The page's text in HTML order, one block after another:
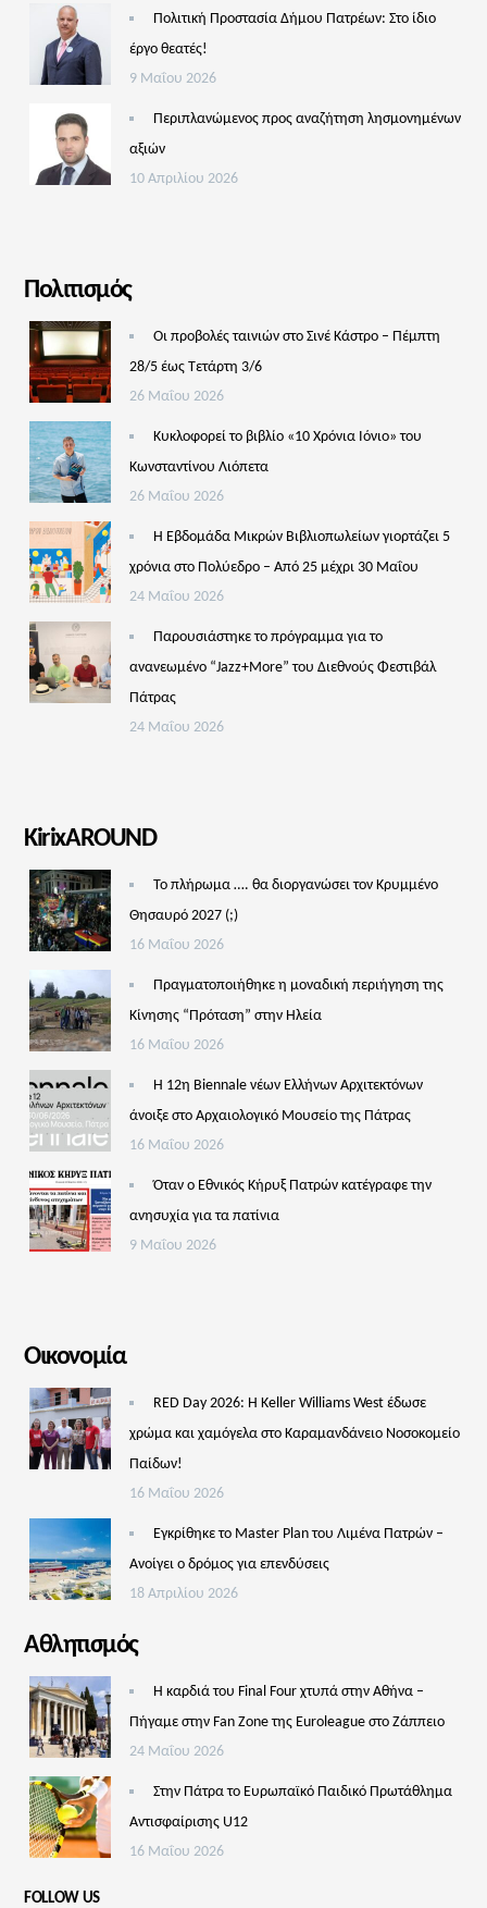
Πολιτική Προστασία Δήμου Πατρέων: Στο ίδιο
έργο θεατές!
9 Μαΐου 2026
Περιπλανώμενος προς αναζήτηση λησμονημένων
αξιών
10 Απριλίου 2026
Πολιτισμός
Οι προβολές ταινιών στο Σινέ Κάστρο – Πέμπτη
28/5 έως Τετάρτη 3/6
26 Μαΐου 2026
Κυκλοφορεί το βιβλίο «10 Χρόνια Ιόνιο» του
Κωνσταντίνου Λιόπετα
26 Μαΐου 2026
Η Εβδομάδα Μικρών Βιβλιοπωλείων γιορτάζει 5
χρόνια στο Πολύεδρο – Από 25 μέχρι 30 Μαΐου
24 Μαΐου 2026
Παρουσιάστηκε το πρόγραμμα για το
ανανεωμένο “Jazz+More” του Διεθνούς Φεστιβάλ
Πάτρας
24 Μαΐου 2026
KirixAROUND
Το πλήρωμα …. θα διοργανώσει τον Κρυμμένο
Θησαυρό 2027 (;)
16 Μαΐου 2026
Πραγματοποιήθηκε η μοναδική περιήγηση της
Κίνησης “Πρόταση” στην Ηλεία
16 Μαΐου 2026
Η 12η Biennale νέων Ελλήνων Αρχιτεκτόνων
άνοιξε στο Αρχαιολογικό Μουσείο της Πάτρας
16 Μαΐου 2026
Όταν ο Εθνικός Κήρυξ Πατρών κατέγραφε την
ανησυχία για τα πατίνια
9 Μαΐου 2026
Οικονομία
RED Day 2026: Η Keller Williams West έδωσε
χρώμα και χαμόγελα στο Καραμανδάνειο Νοσοκομείο
Παίδων!
16 Μαΐου 2026
Εγκρίθηκε το Master Plan του Λιμένα Πατρών –
Aνοίγει ο δρόμος για επενδύσεις
18 Απριλίου 2026
Αθλητισμός
Η καρδιά του Final Four χτυπά στην Αθήνα –
Πήγαμε στην Fan Zone της Euroleague στο Ζάππειο
24 Μαΐου 2026
Στην Πάτρα το Ευρωπαϊκό Παιδικό Πρωτάθλημα
Αντισφαίρισης U12
16 Μαΐου 2026
FOLLOW US